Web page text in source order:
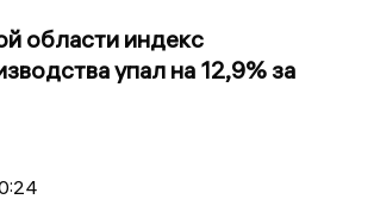
области индекс
упал на 12,9% за